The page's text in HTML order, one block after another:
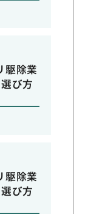
駆除業
び方
駆除業
び方